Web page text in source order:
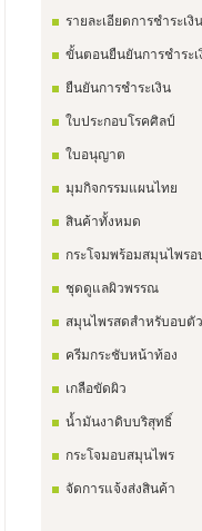
รายละเอียดการชำระเงิน
ขั้นตอนยืนยันการชำระเ
ยืนยันการชำระเงิน
ใบประกอบโรคศิลป์
ใบอนุญาต
มุมกิจกรรมแผนไทย
สินค้าทั้งหมด
กระโจมพร้อมสมุนไพรอ
ชุดดูแลผิวพรรณ
สมุนไพรสดสำหรับอบตัว
ครีมกระชับหน้าท้อง
เกลือขัดผิว
น้ำมันงาดิบบริสุทธิ์
กระโจมอบสมุนไพร
จัดการแจ้งส่งสินค้า